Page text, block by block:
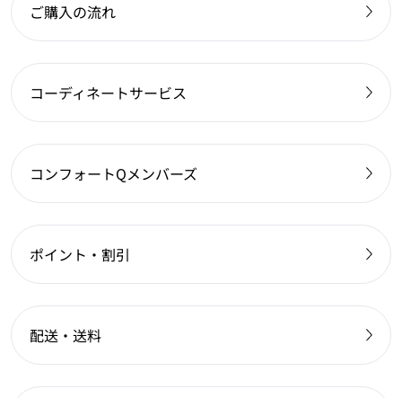
ご購入の流れ
コーディネートサービス
コンフォートQメンバーズ
ポイント・割引
配送・送料